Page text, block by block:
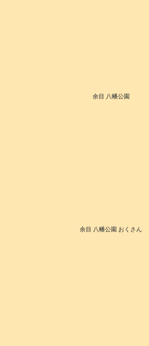
余目 八幡公園
余目 八幡公園 おくさん